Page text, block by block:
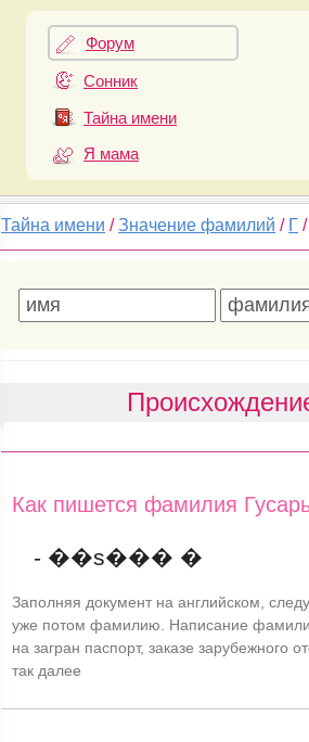
Форум
Сонник
Тайна имени
Я мама
Тайна имени /Значение фамилий / Г /
Как пишется фамилия
- ��s��� �
Заполняя документ на английском,
уже потом фамилию. Написание
на загран паспорт, заказе зарубежного
так далее